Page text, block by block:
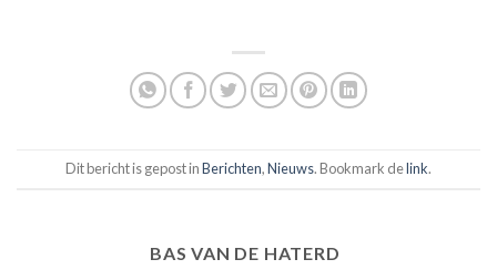
Dit bericht is gepost inBerichten,Nieuws. Bookmark delink.
BAS VAN DE HATERD